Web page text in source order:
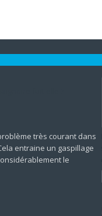
très courant dans
entraine un gaspillage
le